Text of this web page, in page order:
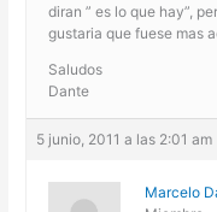
diran ” es lo que hay”,
gustaria que fuese mas
Saludos
Dante
5 junio, 2011 a las 2:01 am
Marcelo